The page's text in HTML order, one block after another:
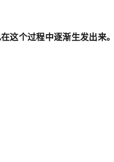
这个过程中逐渐生发出来。